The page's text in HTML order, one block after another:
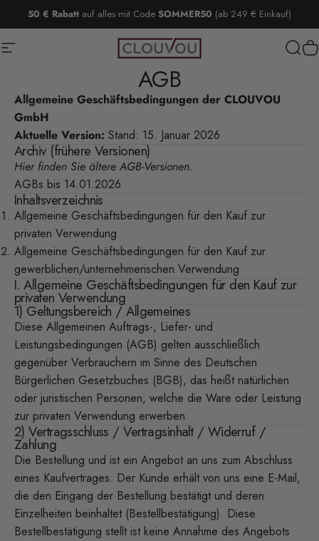
Direkt zum Inhalt
50 € Rabatt auf alles mit Code SOMMER50 (ab 249 € Einkauf)
Seitennavigation Clouvou
AGB
Allgemeine Geschäftsbedingungen der CLOUVOU
GmbH
Aktuelle Version: Stand: 15. Januar 2026
Archiv (frühere Versionen)
Hier finden Sie ältere AGB-Versionen.
AGBs bis 14.01.2026
Inhaltsverzeichnis
Allgemeine Geschäftsbedingungen für den Kauf zur
privaten Verwendung
Allgemeine Geschäftsbedingungen für den Kauf zur
gewerblichen/unternehmerischen Verwendung
I. Allgemeine Geschäftsbedingungen für den Kauf zur
privaten Verwendung
1) Geltungsbereich / Allgemeines
Diese Allgemeinen Auftrags-, Liefer- und
Leistungsbedingungen (AGB) gelten ausschließlich
gegenüber Verbrauchern im Sinne des Deutschen
Bürgerlichen Gesetzbuches (BGB), das heißt natürlichen
oder juristischen Personen, welche die Ware oder Leistung
zur privaten Verwendung erwerben.
2) Vertragsschluss / Vertragsinhalt / Widerruf /
Zahlung
Die Bestellung und ist ein Angebot an uns zum Abschluss
eines Kaufvertrages. Der Kunde erhält von uns eine E-Mail,
die den Eingang der Bestellung bestätigt und deren
Einzelheiten beinhaltet (Bestellbestätigung). Diese
Bestellbestätigung stellt ist keine Annahme des Angebots